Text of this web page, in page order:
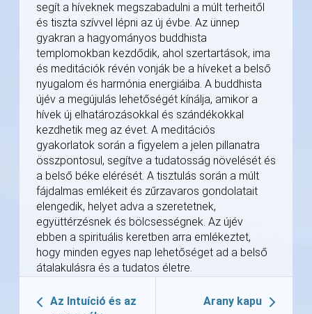
segít a híveknek megszabadulni a múlt terheitől
és tiszta szívvel lépni az új évbe. Az ünnep
gyakran a hagyományos buddhista
templomokban kezdődik, ahol szertartások, ima
és meditációk révén vonják be a híveket a belső
nyugalom és harmónia energiáiba. A buddhista
újév a megújulás lehetőségét kínálja, amikor a
hívek új elhatározásokkal és szándékokkal
kezdhetik meg az évet. A meditációs
gyakorlatok során a figyelem a jelen pillanatra
összpontosul, segítve a tudatosság növelését és
a belső béke elérését. A tisztulás során a múlt
fájdalmas emlékeit és zűrzavaros gondolatait
elengedik, helyet adva a szeretetnek,
együttérzésnek és bölcsességnek. Az újév
ebben a spirituális keretben arra emlékeztet,
hogy minden egyes nap lehetőséget ad a belső
átalakulásra és a tudatos életre.
Az Intuíció és az
Arany kapu